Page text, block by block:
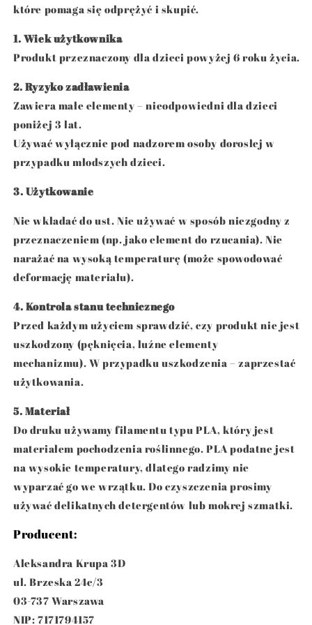
które pomaga się odprężyć i skupić.
1. Wiek użytkownika
Produkt przeznaczony dla dzieci powyżej 6 roku życia.
2. Ryzyko zadławienia
Zawiera małe elementy – nieodpowiedni dla dzieci
poniżej 3 lat.
Używać wyłącznie pod nadzorem osoby dorosłej w
przypadku młodszych dzieci.
3. Użytkowanie
Nie wkładać do ust. Nie używać w sposób niezgodny z
przeznaczeniem (np. jako element do rzucania). Nie
narażać na wysoką temperaturę (może spowodować
deformację materiału).
4. Kontrola stanu technicznego
Przed każdym użyciem sprawdzić, czy produkt nie jest
uszkodzony (pęknięcia, luźne elementy
mechanizmu). W przypadku uszkodzenia – zaprzestać
użytkowania.
5. Materiał
Do druku używamy filamentu typu PLA, który jest
materiałem pochodzenia roślinnego. PLA podatne jest
na wysokie temperatury, dlatego radzimy nie
wyparzać go we wrzątku. Do czyszczenia prosimy
używać delikatnych detergentów lub mokrej szmatki.
Producent:
Aleksandra Krupa 3D
ul. Brzeska 24c/3
03-737 Warszawa
NIP: 7171794157